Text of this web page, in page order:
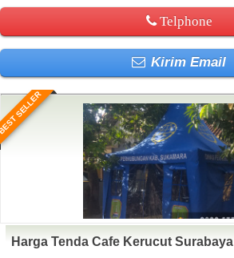
Telphone
Kirim Email
SELLER
Harga Tenda Cafe Kerucut Surabaya